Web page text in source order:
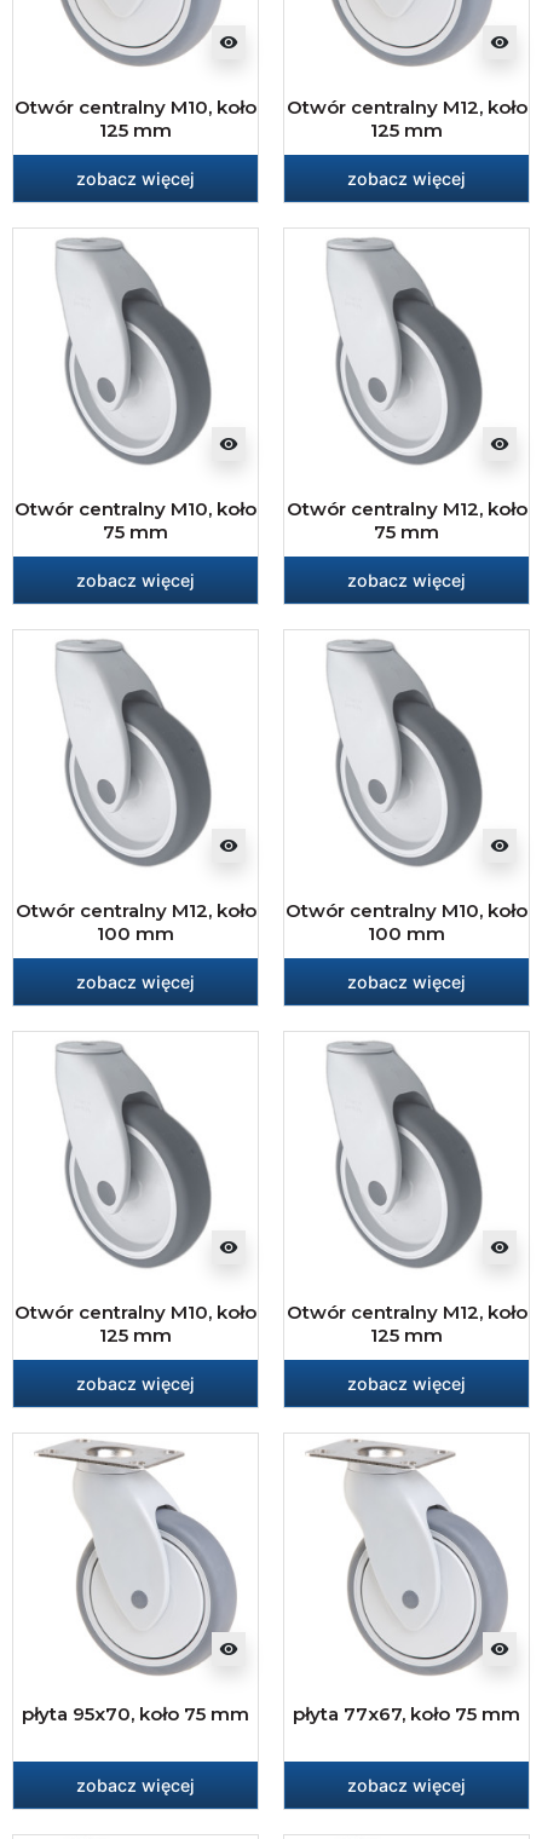
visibility
Otwór centralny M10, koło
125 mm
zobacz więcej
visibility
Otwór centralny M12, koło
125 mm
zobacz więcej
visibility
Otwór centralny M10, koło
75 mm
zobacz więcej
visibility
Otwór centralny M12, koło
75 mm
zobacz więcej
visibility
Otwór centralny M12, koło
100 mm
zobacz więcej
visibility
Otwór centralny M10, koło
100 mm
zobacz więcej
visibility
Otwór centralny M10, koło
125 mm
zobacz więcej
visibility
Otwór centralny M12, koło
125 mm
zobacz więcej
visibility
płyta 95x70, koło 75 mm
zobacz więcej
visibility
płyta 77x67, koło 75 mm
zobacz więcej